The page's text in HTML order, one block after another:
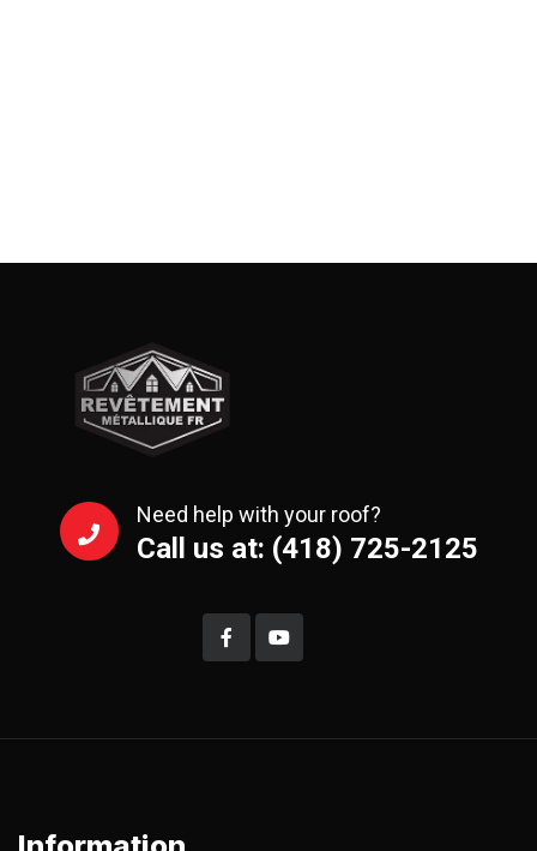
Need help with your roof?
Call us at: (418) 725-2125